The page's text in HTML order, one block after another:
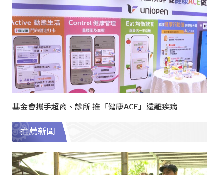
基金會攜手超商、診所 推「健康ACE」遠離疾病
推薦新聞